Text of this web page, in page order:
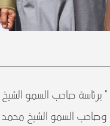
برئاسة صاحب السمو
وصاحب السمو الشيخ